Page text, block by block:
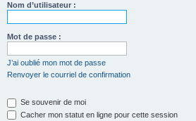
Nom d’utilisateur :
Mot de passe :
J’ai oublié mon mot de passe
Renvoyer le courriel de confirmation
Se souvenir de moi
Cacher mon statut en ligne pour cette session